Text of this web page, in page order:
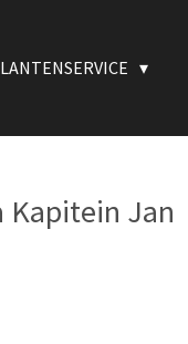
Kapitein Jan